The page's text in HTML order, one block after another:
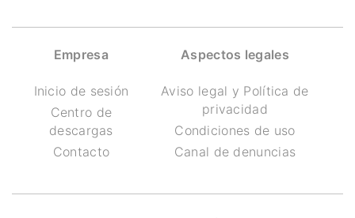
Empresa
Inicio de sesión
Centro de
descargas
Contacto
Aspectos legales
Aviso legal y Política de
privacidad
Condiciones de uso
Canal de denuncias